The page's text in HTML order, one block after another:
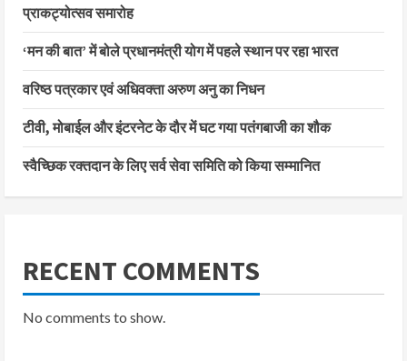
प्राकट्योत्सव समारोह
‘मन की बात’ में बोले प्रधानमंत्री योग में पहले स्थान पर रहा भारत
वरिष्ठ पत्रकार एवं अधिवक्ता अरुण अनु का निधन
टीवी, मोबाईल और इंटरनेट के दौर में घट गया पतंगबाजी का शौक
स्वैच्छिक रक्तदान के लिए सर्व सेवा समिति को किया सम्मानित
RECENT COMMENTS
No comments to show.